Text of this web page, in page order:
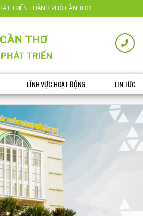
TRIỂN THÀNH PHỐ CẦN THƠ
LĨNH VỰC HOẠT ĐỘNG TIN TỨC